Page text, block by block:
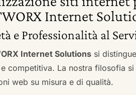
Internet
e Professionalità al
Internet Solutions si
competitiva. La nostra filosofia
web su misura e di qualità.